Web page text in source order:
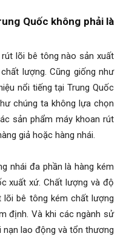
Quốc không phải là
lõi bê tông nào sản xuất
lượng. Cũng giống như
nổi tiếng tại Trung Quốc
chúng ta không lựa chọn
sản phẩm máy khoan rút
giả hoặc hàng nhái.
nhái đa phần là hàng kém
xuất xứ. Chất lượng và độ
lõi bê tông kém chất lượng
định. Và khi các ngành sử
lao động và tổn thương